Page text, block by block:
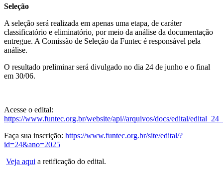
Seleção
A seleção será realizada em apenas uma etapa, de caráter
classificatório e eliminatório, por meio da análise da documentação
entregue. A Comissão de Seleção da Funtec é responsável pela
análise.
O resultado preliminar será divulgado no dia 24 de junho e o final
em 30/06.
Acesse o edital:
https://www.funtec.org.br/website/api//arquivos/docs/edital/
Faça sua inscrição: https://www.funtec.org.br/site/edital/?
id=24&ano=2025
Veja aqui a retificação do edital.